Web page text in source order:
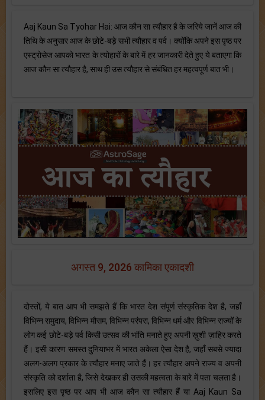
Aaj Kaun Sa Tyohar Hai: आज कौन सा त्यौहार है के जरिये जानें आज की
तिथि के अनुसार आज के छोटे-बड़े सभी त्यौहार व पर्व। क्योंकि अपने इस पृष्ठ पर
एस्ट्रोसेज आपको भारत के त्योहारों के बारे में हर जानकारी देते हुए ये बताएगा कि
आज कौन सा त्यौहार है, साथ ही उस त्यौहार से संबंधित हर महत्वपूर्ण बात भी।
अगस्त 9, 2026 कामिका एकादशी
दोस्तों, ये बात आप भी समझते हैं कि भारत देश संपूर्ण संस्कृतिक देश है, जहाँ
विभिन्न समुदाय, विभिन्न मौसम, विभिन्न परंपरा, विभिन्न धर्म और विभिन्न राज्यों के
लोग कई छोटे-बड़े पर्व किसी उत्सव की भांति मनाते हुए अपनी ख़ुशी ज़ाहिर करते
हैं। इसी कारण समस्त दुनियाभर में भारत अकेला ऐसा देश है, जहाँ सबसे ज्यादा
अलग-अलग प्रकार के त्यौहार मनाए जाते हैं। हर त्यौहार अपने राज्य व अपनी
संस्कृति को दर्शाता है, जिसे देखकर ही उसकी महत्वता के बारे में पता चलता है।
इसलिए इस पृष्ठ पर आप भी आज कौन सा त्यौहार हैं या Aaj Kaun Sa